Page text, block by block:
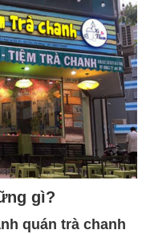
gì?
quán trà chanh